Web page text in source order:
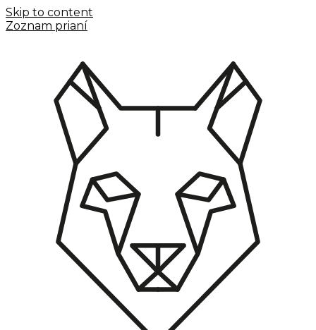
Skip to content
Zoznam prianí